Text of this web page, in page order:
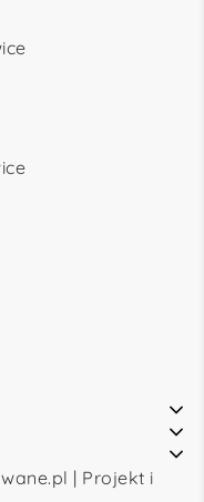
| Projekt i